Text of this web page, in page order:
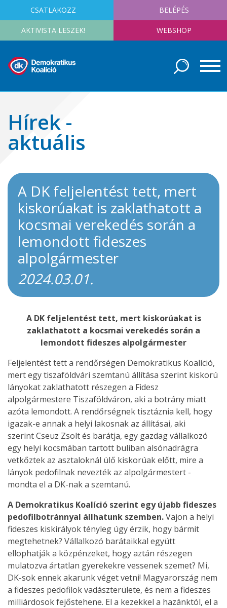
CSATLAKOZZ BELÉPÉS
AKTIVISTA LESZEK! WEBSHOP
Hírek -
aktuális
A DK feljelentést tett, mert
kiskorúakat is zaklathatott a
kocsmai verekedés során a
lemondott fideszes
alpolgármester
2024.03.01.
A DK feljelentést tett, mert kiskorúakat is
zaklathatott a kocsmai verekedés során a
lemondott fideszes alpolgármester
Feljelentést tett a rendőrségen Demokratikus Koalíció,
mert egy tiszaföldvári szemtanú állítása szerint kiskorú
lányokat zaklathatott részegen a Fidesz
alpolgármestere Tiszaföldváron, aki a botrány miatt
azóta lemondott. A rendőrségnek tisztáznia kell, hogy
igazak-e annak a helyi lakosnak az állításai, aki
szerint Cseuz Zsolt és barátja, egy gazdag vállalkozó
egy helyi kocsmában tartott buliban alsónadrágra
vetkőztek az asztaloknál ülő kiskorúak előtt, mire a
lányok pedofilnak nevezték az alpolgármestert -
mondta el a DK-nak a szemtanú.
A Demokratikus Koalíció szerint egy újabb fideszes
pedofilbotránnyal állhatunk szemben.Vajon a helyi
fideszes kiskirályok tényleg úgy érzik, hogy bármit
megtehetnek? Vállalkozó barátaikkal együtt
ellophatják a közpénzeket, hogy aztán részegen
mulatozva ártatlan gyerekekre vessenek szemet? Mi,
DK-sok ennek akarunk véget vetni! Magyarország nem
a fideszes pedofilok vadászterülete, és nem a fideszes
milliárdosok fejőstehene. El a kezekkel a hazánktól, el a